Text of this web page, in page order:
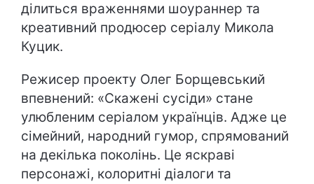
ділиться враженнями шоураннер та
креативний продюсер серіалу Микола
Куцик.
Режисер проекту Олег Борщевський
впевнений: «Скажені сусіди» стане
улюбленим серіалом українців. Адже це
сімейний, народний гумор, спрямований
на декілька поколінь. Це яскраві
персонажі, колоритні діалоги та